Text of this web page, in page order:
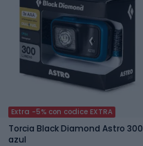
Extra -5% con codice EXTRA
Torcia Black Diamond Astro 300
azul